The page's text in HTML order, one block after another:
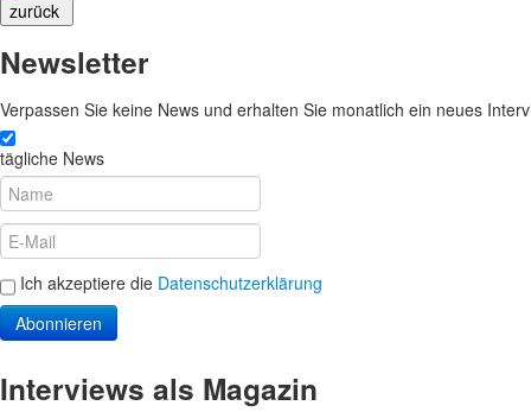
Newsletter
Verpassen Sie keine News und erhalten Sie monatlich ein neues
tägliche News
Ich akzeptiere die Datenschutzerklärung
Abonnieren
Interviews als Magazin